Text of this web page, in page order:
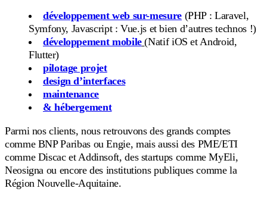
développement web sur-mesure(PHP : Laravel,
Symfony, Javascript : Vue.js et bien d’autres technos !)
développement mobile (Natif iOS et Android,
Flutter)
pilotage projet
design d’interfaces
maintenance
& hébergement
Parmi nos clients, nous retrouvons des grands comptes
comme BNP Paribas ou Engie, mais aussi des PME/ETI
comme Discac et Addinsoft, des startups comme MyEli,
Neosigna ou encore des institutions publiques comme la
Région Nouvelle-Aquitaine.